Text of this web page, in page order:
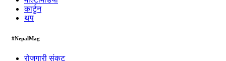
कार्टुन
थप
#NepalMag
रोजगारी संकट